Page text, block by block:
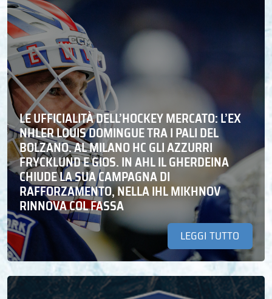
LE UFFICIALITÀ DELL’HOCKEY MERCATO: L’EX
NHLER LOUIS DOMINGUE TRA I PALI DEL
BOLZANO. AL MILANO HC GLI AZZURRI
FRYCKLUND E GIOS. IN AHL IL GHERDEINA
CHIUDE LA SUA CAMPAGNA DI
RAFFORZAMENTO, NELLA IHL MIKHNOV
RINNOVA COL FASSA
LEGGI TUTTO